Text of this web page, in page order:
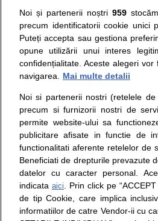
Resurse:
Opiniile
nici diagnosticul
ii punem la
Despre noi
Contact
Intrebari
Consultanti
medicali
Noi și partenerii noștri 959stocăm
precum identificatorii cookie unici
Puteți accepta sau gestiona
opune utilizării unui interes
confidențialitate. Aceste alegeri
navigarea.
Mai multe detalii
Noi si partenerii nostri (retelele
precum si furnizorii nostri de
permite website-ului sa
publicitare afisate in functie de
functionalitati aferente retelelor de
Beneficiati de drepturile prevazute
datelor cu caracter personal.
indicata aici. Prin click pe
de tip Cookie, care implica
informatiilor de catre Vendor-ii cu